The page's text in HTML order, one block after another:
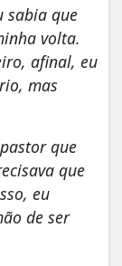
sabia que
volta.
afinal, eu
mas
que
que
eu
de ser